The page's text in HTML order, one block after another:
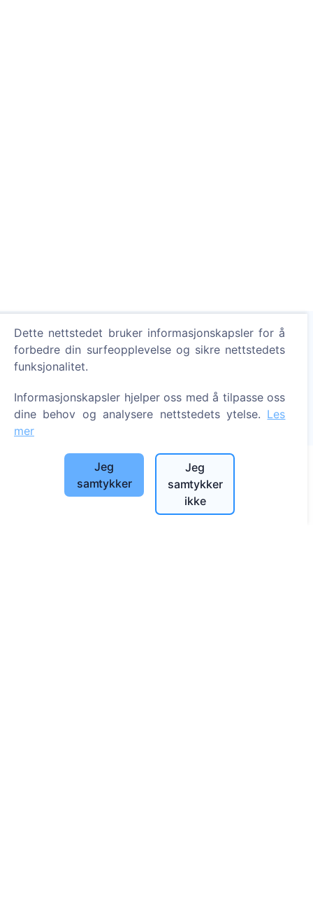
Tenn et digitalt lys - plant et tre!
Trær plantet
Informasjon
Om CEMETY
Dette nettstedet bruker informasjonskapsler for å
forbedre din surfeopplevelse og sikre nettstedets
funksjonalitet.
Informasjonskapsler hjelper oss med å tilpasse oss
dine behov og analysere nettstedets ytelse. Les
mer
Jeg
samtykker
Jeg
samtykker
ikke